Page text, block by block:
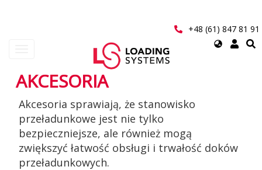
+48 (61) 847 81 91
Select
User
account
menu
AKCESORIA
Akcesoria sprawiają, że stanowisko
przeładunkowe jest nie tylko
bezpieczniejsze, ale również mogą
zwiększyć łatwość obsługi i trwałość doków
przeładunkowych.